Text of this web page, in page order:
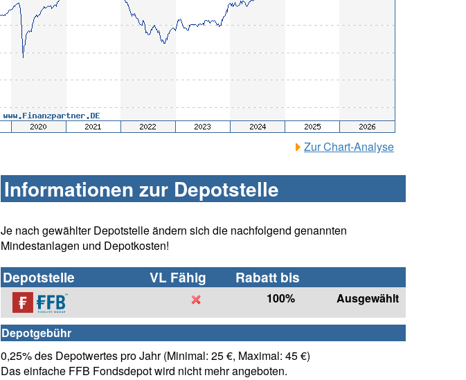
Zur Chart-Analyse
Informationen zur Depotstelle
Je nach gewählter Depotstelle ändern sich die nachfolgend genannten
Mindestanlagen und Depotkosten!
Depotstelle VL Fähig Rabatt bis
100% Ausgewählt
Depotgebühr
0,25% des Depotwertes pro Jahr (Minimal: 25 €, Maximal: 45 €)
Das einfache FFB Fondsdepot wird nicht mehr angeboten.